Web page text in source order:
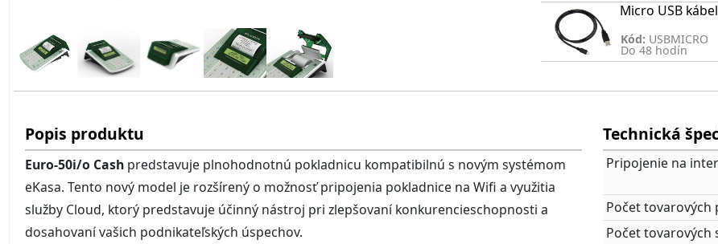
Micro USB
Kód: USBMICRO
Do 48 hodín
Popis produktu
Euro-50i/o Cash predstavuje plnohodnotnú pokladnicu kompatibilnú s novým systémom
eKasa. Tento nový model je rozšírený o možnosť pripojenia pokladnice na Wifi a využitia
služby Cloud, ktorý predstavuje účinný nástroj pri zlepšovaní konkurencieschopnosti a
dosahovaní vašich podnikateľských úspechov.
Technická
Pripojenie na
Počet tovarových
Počet tovarových